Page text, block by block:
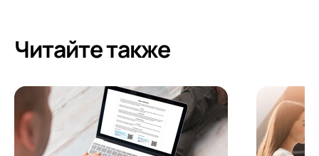
Читайте также